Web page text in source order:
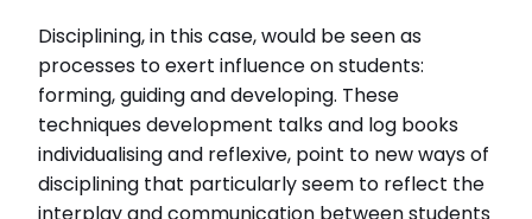
Disciplining, in this case, would be seen as
processes to exert influence on students:
forming, guiding and developing. These
techniques development talks and log books
individualising and reflexive, point to new ways of
disciplining that particularly seem to reflect the